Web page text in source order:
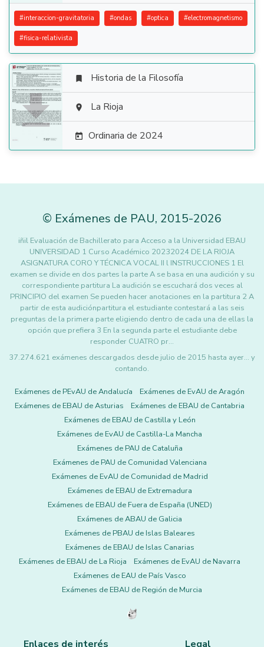
#interaccion-gravitatoria #ondas #optica #electromagnetismo
#fisica-relativista

 Historia de la Filosofía
 La Rioja
 Ordinaria de 2024
© Exámenes de PAU, 2015-2026
iñil Evaluación de Bachillerato para Acceso a la Universidad EBAU
UNIVERSIDAD 1 Curso Académico 20232024 DE LA RIOJA
ASIGNATURA CORO Y TÉCNICA VOCAL II l INSTRUCCIONES 1 El
examen se divide en dos partes la parte A se basa en una audición y su
correspondiente partitura La audición se escuchará dos veces al
PRINCIPIO del examen Se pueden hacer anotaciones en la partitura 2 A
partir de esta audiciónpartitura el estudiante contestará a las seis
preguntas de la primera parte eligiendo dentro de cada una de ellas la
opción que prefiera 3 En la segunda parte el estudiante debe
responder CUATRO pr…
37.274.621 exámenes descargados desde julio de 2015 hasta ayer... y
contando.
Exámenes de PEvAU de Andalucía
Exámenes de EvAU de Aragón
Exámenes de EBAU de Asturias
Exámenes de EBAU de Cantabria
Exámenes de EBAU de Castilla y León
Exámenes de EvAU de Castilla-La Mancha
Exámenes de PAU de Cataluña
Exámenes de PAU de Comunidad Valenciana
Exámenes de EvAU de Comunidad de Madrid
Exámenes de EBAU de Extremadura
Exámenes de EBAU de Fuera de España (UNED)
Exámenes de ABAU de Galicia
Exámenes de PBAU de Islas Baleares
Exámenes de EBAU de Islas Canarias
Exámenes de EBAU de La Rioja
Exámenes de EvAU de Navarra
Exámenes de EAU de País Vasco
Exámenes de EBAU de Región de Murcia
Enlaces de interés Legal